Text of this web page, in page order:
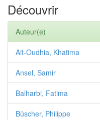
Découvrir
Auteur(e)
Ait-Oudhia, Khatima
Ansel, Samir
Balharbi, Fatima
Büscher, Philippe